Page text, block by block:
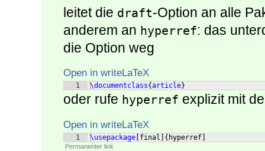
leitet die draft-Option an alle
anderem an hyperref: das
die Option weg
Open in writeLaTeX
1 \documentclass{article}
oder rufe hyperref explizit mit
Open in writeLaTeX
1 \usepackage final { hyperref
Permanenter link